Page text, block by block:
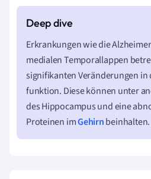
Erkrankungen wie die
medialen Temporallappen
signifikanten Veränderungen
funktion. Diese können unter
des Hippocampus und eine
Proteinen imGehirnbeinhalten.